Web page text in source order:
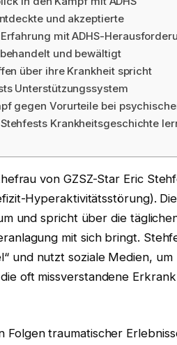
und akzeptierte
mit ADHS-
und bewältigt
über ihre Krankheit spricht
Unterstützungssystem
gegen Vorurteile bei
Krankheitsgeschichte
von GZSZ-Star Eric
Hyperaktivitätsstörung).
und spricht über die
mit sich bringt.
und nutzt soziale Medien, um
oft missverstandene
traumatischer